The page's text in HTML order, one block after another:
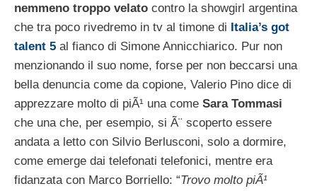
nemmeno troppo velato contro la showgirl argentina
che tra poco rivedremo in tv al timone di Italia’s got
talent 5 al fianco di Simone Annicchiarico. Pur non
menzionando il suo nome, forse per non beccarsi una
bella denuncia come da copione, Valerio Pino dice di
apprezzare molto di piÃ¹ una come Sara Tommasi
che una che, per esempio, si Ã¨ scoperto essere
andata a letto con Silvio Berlusconi, solo a dormire,
come emerge dai telefonati telefonici, mentre era
fidanzata con Marco Borriello: “Trovo molto piÃ¹